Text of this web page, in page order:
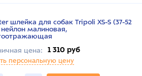
шлейка для собак Tripoli XS-S (37-52
малиновая,
цена:
1 310 руб
персональную цену